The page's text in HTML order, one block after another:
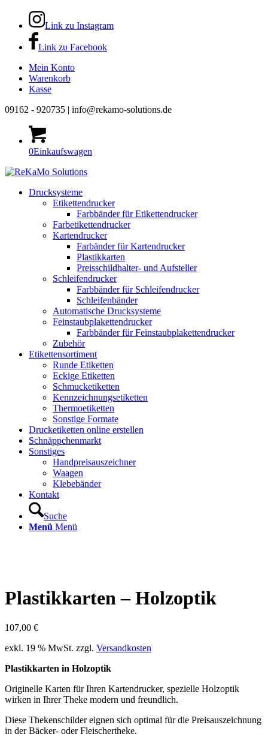
Link zu Instagram
Link zu Facebook
Mein Konto
Warenkorb
Kasse
09162 - 920735 | info@rekamo-solutions.de
0Einkaufswagen
Drucksysteme
Etikettendrucker
Farbbänder für Etikettendrucker
Farbetikettendrucker
Kartendrucker
Farbänder für Kartendrucker
Plastikkarten
Preisschildhalter- und Aufsteller
Schleifendrucker
Farbbänder für Schleifendrucker
Schleifenbänder
Automatische Drucksysteme
Feinstaubplakettendrucker
Farbbänder für Feinstaubplakettendrucker
Zubehör
Etikettensortiment
Runde Etiketten
Eckige Etiketten
Schmucketiketten
Kennzeichnungsetiketten
Thermoetiketten
Sonstige Formate
Drucketiketten online erstellen
Schnäppchenmarkt
Sonstiges
Handpreisauszeichner
Waagen
Klebebänder
Kontakt
Suche
Menü Menü
Plastikkarten – Holzoptik
107,00 €
exkl. 19 % MwSt. zzgl. Versandkosten
Plastikkarten in Holzoptik
Originelle Karten für Ihren Kartendrucker, spezielle Holzoptik
wirken in Ihrer Theke modern und freundlich.
Diese Thekenschilder eignen sich optimal für die Preisauszeichnung
in der Bäcker- oder Fleischertheke.